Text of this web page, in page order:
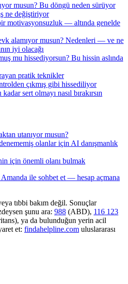
musun? Bu döngü neden sürüyor
ne değiştiriyor
motivasyonsuzluk — altında genelde
alamıyor musun? Nedenleri — ve ne
iyi olacağı
mu hissediyorsun? Bu hissin aslında
pratik teknikler
çıkmış gibi hissediliyor
sert olmayı nasıl bırakırsın
utanıyor musun?
olanlar için AI danışmanlık
için önemli olanı bulmak
Amanda ile sohbet et — hesap açmana
tıbbi bakım değil. Sonuçlar
şunu ara: 988 (ABD), 116 123
ya da bulunduğun yerin acil
et: findahelpline.com uluslararası